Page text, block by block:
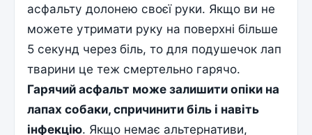
асфальту долонею своєї руки. Якщо ви не
можете утримати руку на поверхні більше
5 секунд через біль, то для подушечок лап
тварини це теж смертельно гарячо.
Гарячий асфальт може залишити опіки на
лапах собаки, спричинити біль і навіть
інфекцію. Якщо немає альтернативи,